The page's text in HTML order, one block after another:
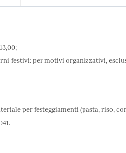
festivi: per motivi organizzativi,
per festeggiamenti (pasta, riso,